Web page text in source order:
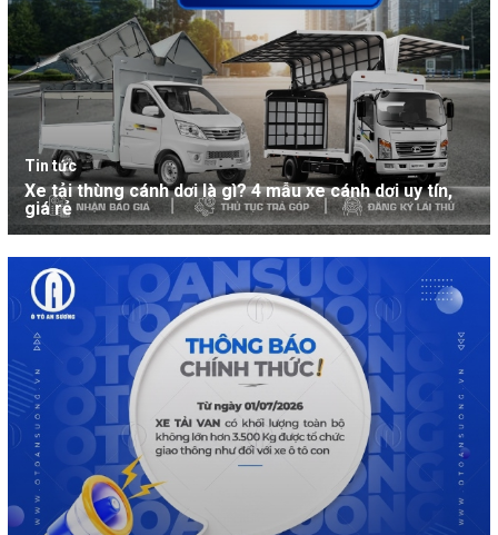
Tin tức
Xe tải thùng cánh dơi là gì? 4 mẫu xe cánh dơi uy tín,
giá rẻ